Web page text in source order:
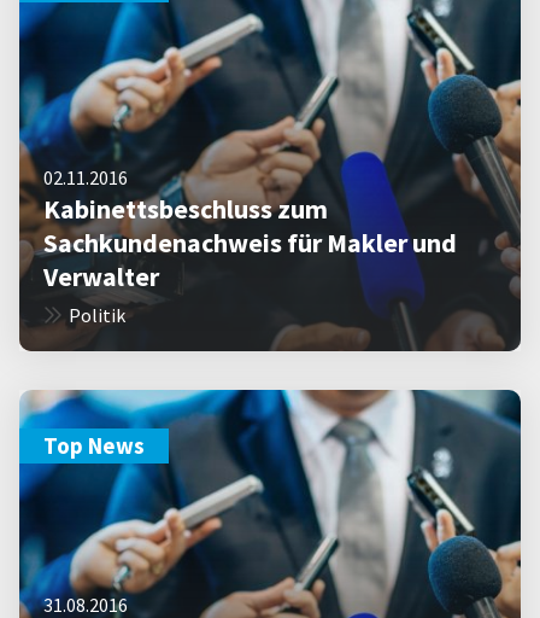
02.11.2016
Kabinettsbeschluss zum
Sachkundenachweis für Makler und
Verwalter
Politik
Top News
31.08.2016